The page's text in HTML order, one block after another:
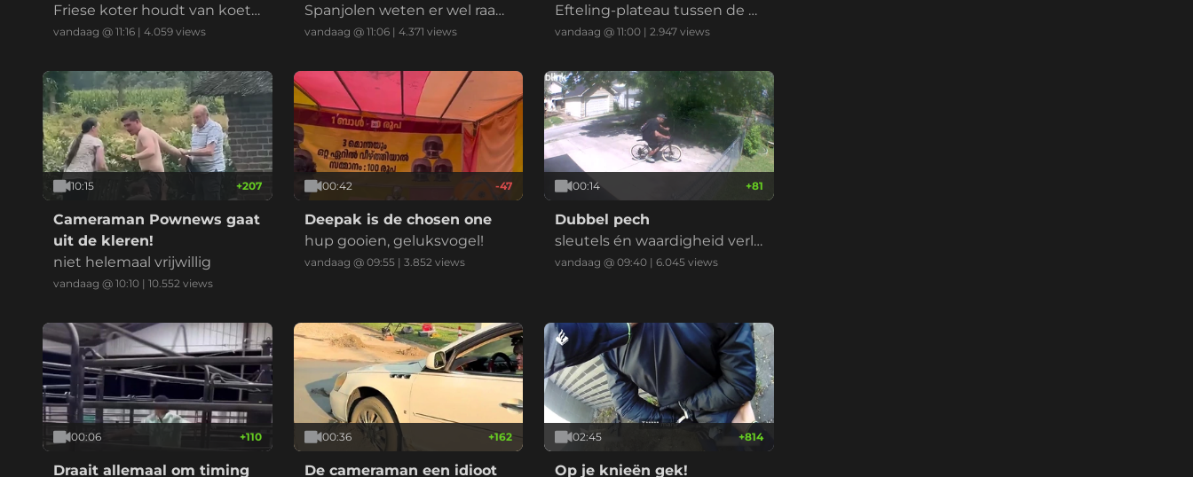
Friese koter houdt van koetj
es en kalfjes en helpen op de
vandaag @ 11:16 | 4.059 views
Spanjolen weten er wel raad
mee
vandaag @ 11:06| 4.371 views
Efteling-plateau tussen de pl
anten... "We've got Efteling a
vandaag @ 11:00 |2.947 views
10:15 +207
Cameraman Pownews gaat
uit de kleren!
niet helemaal vrijwillig
vandaag @ 10:10 | 10.552 views
00:42 -47
Deepak is de chosen one
hup gooien, geluksvogel!
vandaag @ 09:55| 3.852 views
00:14 +81
Dubbel pech
sleutels én waardigheid verlo
ren door een enkel hekkie
vandaag @ 09:40 |6.045 views
00:06 +110
Draait allemaal om timing
00:36 +162
De cameraman een idioot
02:45 +814
Op je knieën gek!